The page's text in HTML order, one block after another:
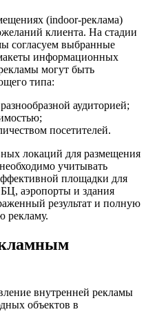
(indoor-реклама)
клиента. На стадии
согласуем выбранные
информационных
могут быть
типа:
аудиторией;
посетителей.
локаций для размещения
учитывать
площадки для
аэропорты и здания
результат и полную
рекламу.
внутренней рекламы
объектов в